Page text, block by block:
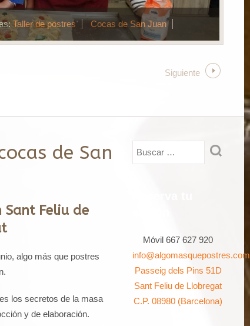
Taller de postres Cocas de San Juan
Siguiente
de San
Sant Feliu de
algo más que postres
los secretos de la masa
y de elaboración.
Móvil 667 627 920
info@algomasquepostres.com
Passeig dels Pins 51D
Sant Feliu de Llobregat
C.P. 08980 (Barcelona)